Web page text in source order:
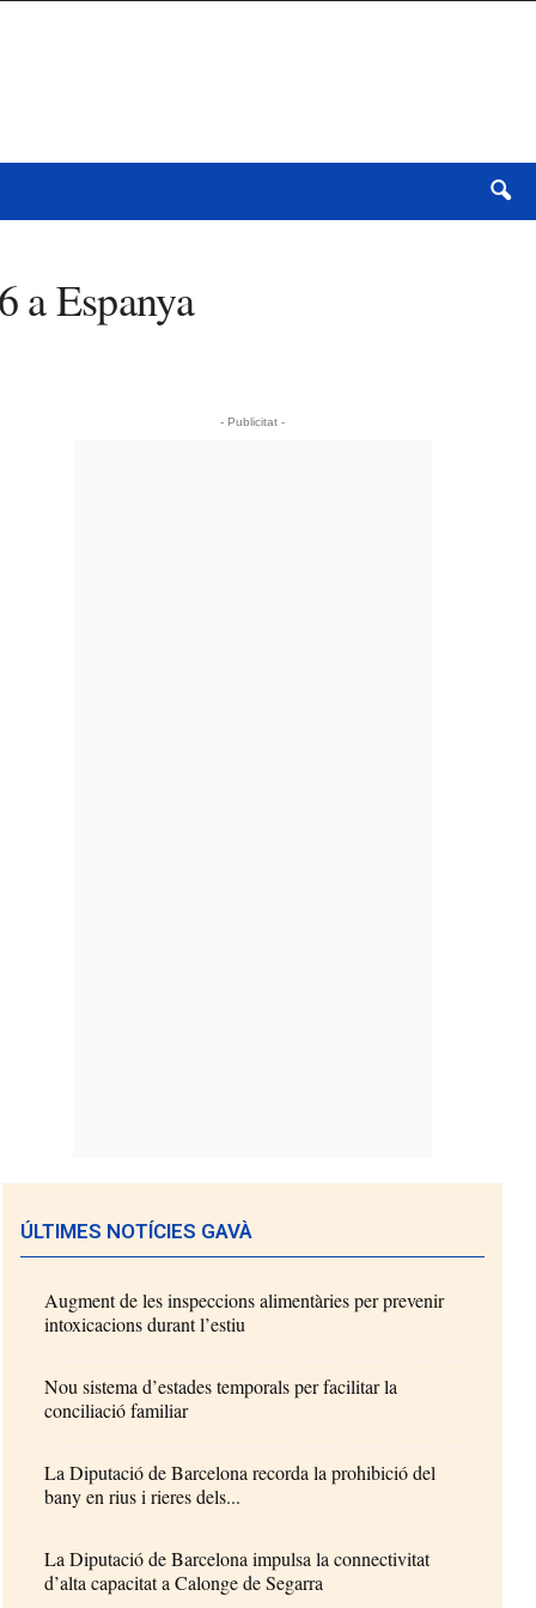
a Espanya
- Publicitat -
ÚLTIMES NOTÍCIES GAVÀ
Augment de les inspeccions alimentàries per prevenir
intoxicacions durant l’estiu
Nou sistema d’estades temporals per facilitar la
conciliació familiar
La Diputació de Barcelona recorda la prohibició del
bany en rius i rieres dels...
La Diputació de Barcelona impulsa la connectivitat
d’alta capacitat a Calonge de Segarra